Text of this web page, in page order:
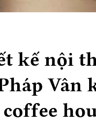
kế nội
Vân
coffee